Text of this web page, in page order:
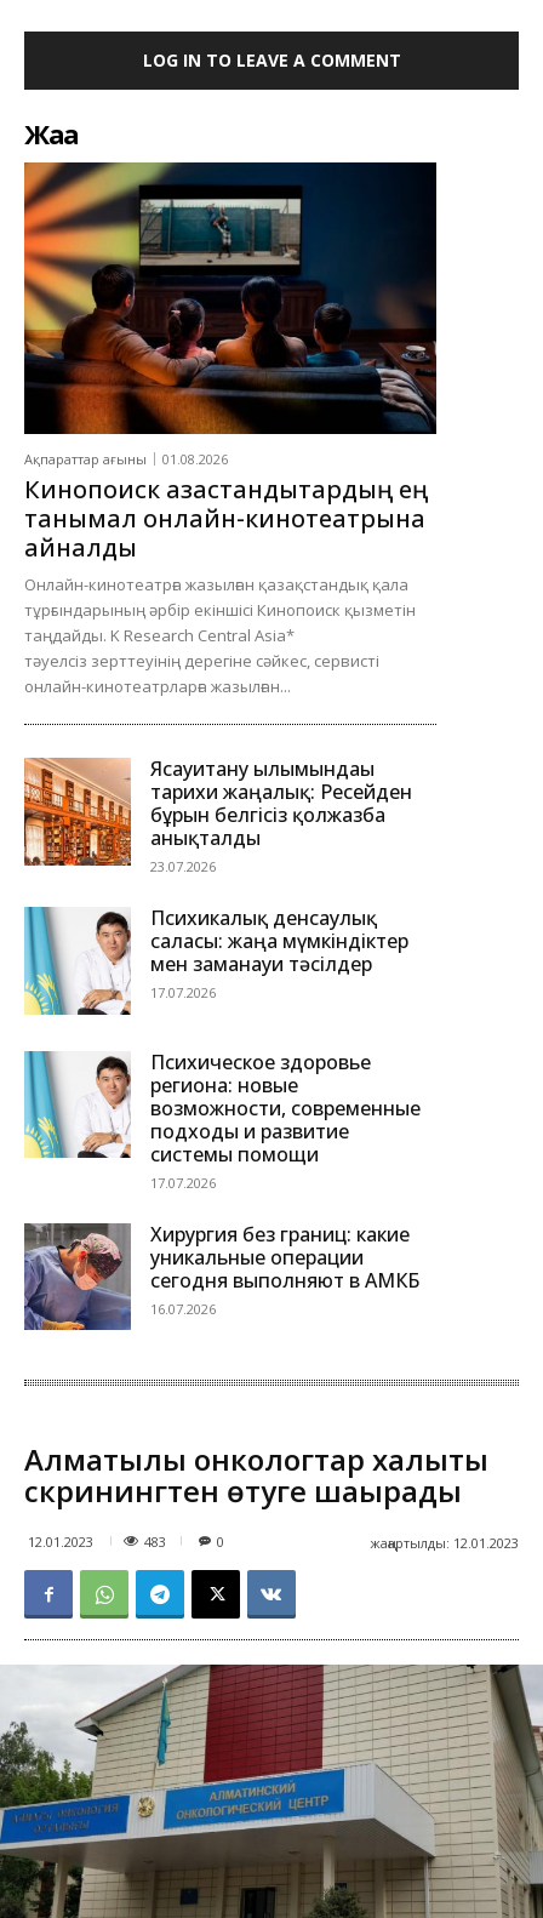
LOG IN TO LEAVE A COMMENT
Жаңа
Ақпараттар ағыны 01.08.2026
Кинопоиск қазақстандықтардың ең
танымал онлайн-кинотеатрына
айналды
Онлайн-кинотеатрға жазылған қазақстандық қала
тұрғындарының әрбір екіншісі Кинопоиск қызметін
таңдайды. K Research Central Asia*
тәуелсіз зерттеуінің дерегіне сәйкес, сервисті
онлайн-кинотеатрларға жазылған...
Ясауитану ғылымындағы
тарихи жаңалық: Ресейден
бұрын белгісіз қолжазба
анықталды
23.07.2026
Психикалық денсаулық
саласы: жаңа мүмкіндіктер
мен заманауи тәсілдер
17.07.2026
Психическое здоровье
региона: новые
возможности, современные
подходы и развитие
системы помощи
17.07.2026
Хирургия без границ: какие
уникальные операции
сегодня выполняют в АМКБ
16.07.2026